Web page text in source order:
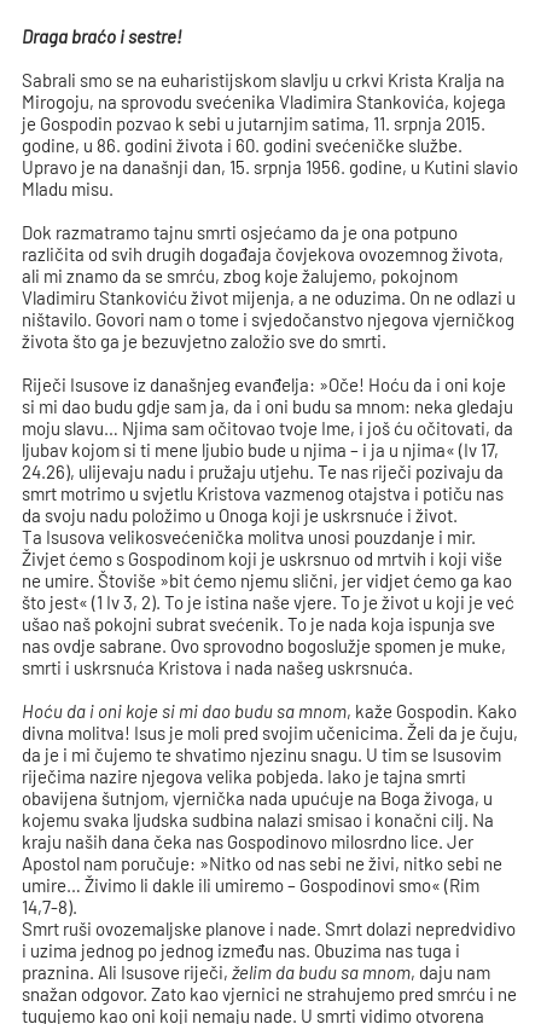
Draga braćo i sestre!
Sabrali smo se na euharistijskom slavlju u crkvi Krista Kralja na
Mirogoju, na sprovodu svećenika Vladimira Stankovića, kojega
je Gospodin pozvao k sebi u jutarnjim satima, 11. srpnja 2015.
godine, u 86. godini života i 60. godini svećeničke službe.
Upravo je na današnji dan, 15. srpnja 1956. godine, u Kutini slavio
Mladu misu.
Dok razmatramo tajnu smrti osjećamo da je ona potpuno
različita od svih drugih događaja čovjekova ovozemnog života,
ali mi znamo da se smrću, zbog koje žalujemo, pokojnom
Vladimiru Stankoviću život mijenja, a ne oduzima. On ne odlazi u
ništavilo. Govori nam o tome i svjedočanstvo njegova vjerničkog
života što ga je bezuvjetno založio sve do smrti.
Riječi Isusove iz današnjeg evanđelja: »Oče! Hoću da i oni koje
si mi dao budu gdje sam ja, da i oni budu sa mnom: neka gledaju
moju slavu… Njima sam očitovao tvoje Ime, i još ću očitovati, da
ljubav kojom si ti mene ljubio bude u njima – i ja u njima« (Iv 17,
24.26), ulijevaju nadu i pružaju utjehu. Te nas riječi pozivaju da
smrt motrimo u svjetlu Kristova vazmenog otajstva i potiču nas
da svoju nadu položimo u Onoga koji je uskrsnuće i život.
Ta Isusova velikosvećenička molitva unosi pouzdanje i mir.
Živjet ćemo s Gospodinom koji je uskrsnuo od mrtvih i koji više
ne umire. Štoviše »bit ćemo njemu slični, jer vidjet ćemo ga kao
što jest« (1 Iv 3, 2). To je istina naše vjere. To je život u koji je već
ušao naš pokojni subrat svećenik. To je nada koja ispunja sve
nas ovdje sabrane. Ovo sprovodno bogoslužje spomen je muke,
smrti i uskrsnuća Kristova i nada našeg uskrsnuća.
Hoću da i oni koje si mi dao budu sa mnom, kaže Gospodin. Kako
divna molitva! Isus je moli pred svojim učenicima. Želi da je čuju,
da je i mi čujemo te shvatimo njezinu snagu. U tim se Isusovim
riječima nazire njegova velika pobjeda. Iako je tajna smrti
obavijena šutnjom, vjernička nada upućuje na Boga živoga, u
kojemu svaka ljudska sudbina nalazi smisao i konačni cilj. Na
kraju naših dana čeka nas Gospodinovo milosrdno lice. Jer
Apostol nam poručuje: »Nitko od nas sebi ne živi, nitko sebi ne
umire… Živimo li dakle ili umiremo – Gospodinovi smo« (Rim
14,7-8).
Smrt ruši ovozemaljske planove i nade. Smrt dolazi nepredvidivo
i uzima jednog po jednog između nas. Obuzima nas tuga i
praznina. Ali Isusove riječi,želim da budu sa mnom, daju nam
snažan odgovor. Zato kao vjernici ne strahujemo pred smrću i ne
tugujemo kao oni koji nemaju nade. U smrti vidimo otvorena